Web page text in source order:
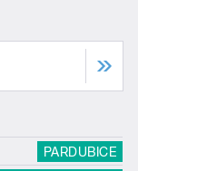
PARDUBICE